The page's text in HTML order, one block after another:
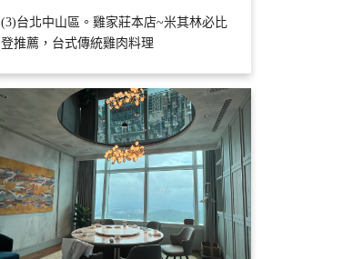
(3)台北中山區。雞家莊本店~米其林必比
登推薦，台式傳統雞肉料理